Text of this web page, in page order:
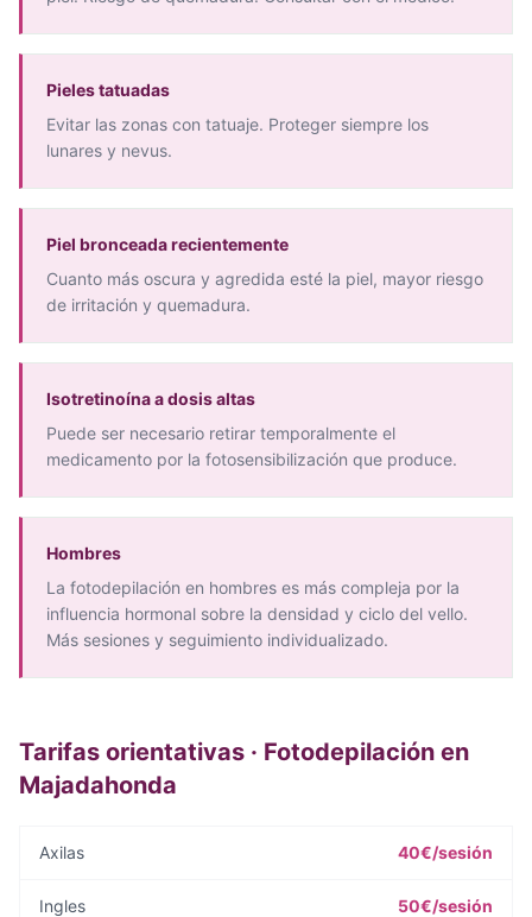
Pieles tatuadas
Evitar las zonas con tatuaje. Proteger siempre los
lunares y nevus.
Piel bronceada recientemente
Cuanto más oscura y agredida esté la piel, mayor riesgo
de irritación y quemadura.
Isotretinoína a dosis altas
Puede ser necesario retirar temporalmente el
medicamento por la fotosensibilización que produce.
Hombres
La fotodepilación en hombres es más compleja por la
influencia hormonal sobre la densidad y ciclo del vello.
Más sesiones y seguimiento individualizado.
Tarifas orientativas · Fotodepilación en
Majadahonda
Axilas 40€/sesión
Ingles 50€/sesión